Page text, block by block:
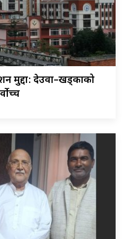
मुद्दा: देउवा–खड्काको